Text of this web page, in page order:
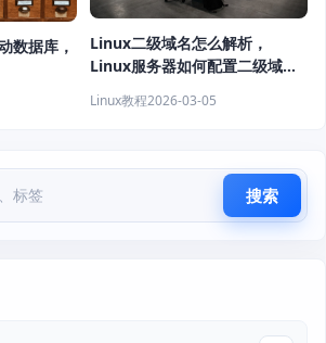
数据库，
Linux二级域名怎么解析，
Linux服务器如何配置二级域
Linux教程2026-03-05
搜索